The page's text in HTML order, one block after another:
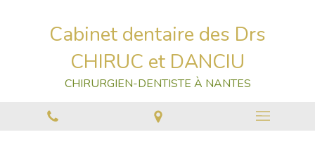
Cabinet dentaire des Drs
CHIRUC et DANCIU
CHIRURGIEN-DENTISTE À NANTES